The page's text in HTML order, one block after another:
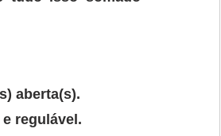
aberta(s).
regulável.